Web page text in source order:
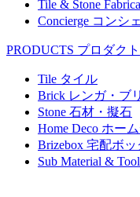
Tile & Stone
Concierge コンシ
PRODUCTS プロダクト
Tile タイル
Brick レンガ・ブ
Stone 石材・擬石
Home Deco ホー
Brizebox 宅配ボッ
Sub Material &